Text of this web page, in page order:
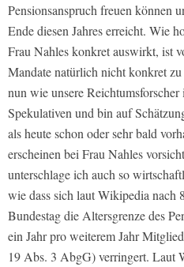
Pensionsanspruch freuen können
Ende diesen Jahres erreicht. Wie
Frau Nahles konkret auswirkt, ist
Mandate natürlich nicht konkret
nun wie unsere
Spekulativen und bin auf
als heute schon oder sehr bald
erscheinen bei Frau Nahles
unterschlage ich auch so
wie dass sich laut Wikipedia nach
Bundestag die Altersgrenze des
ein Jahr pro weiterem Jahr
19 Abs. 3 AbgG) verringert. Laut